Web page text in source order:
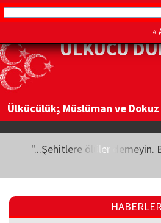
«
ÜLKÜCÜ
Ülkücülük; Müslüman ve
"...Şehitlere ölüler demeyin.
HABERLER